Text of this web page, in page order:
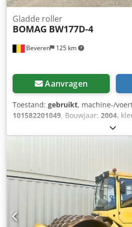
Beveren 125 km
Gladde roller
BOMAG BW177D-4
Aanvragen
Toestand: gebruikt, machine-/
101582201049, Bouwjaar: 2004,
, Machines
website voor een uitgebreid
direct verkrijgbaar zijn. Wij
zichtbaar is, dus bel of mail ons
Cedezblb Uopfx Ahlorf Al onze
onderhouden en gecontroleerd op
nodig? Neem contact met ons op
toe. Wij helpen u graag in het
Duits, Spaans en Russisch.
betrouwbare machines.